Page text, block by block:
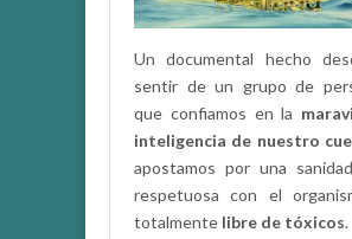
Un documental hecho
sentir de un grupo de
que confiamos en la
inteligencia de nuestro
apostamos por una
respetuosa con el
totalmente libre de tóxicos.